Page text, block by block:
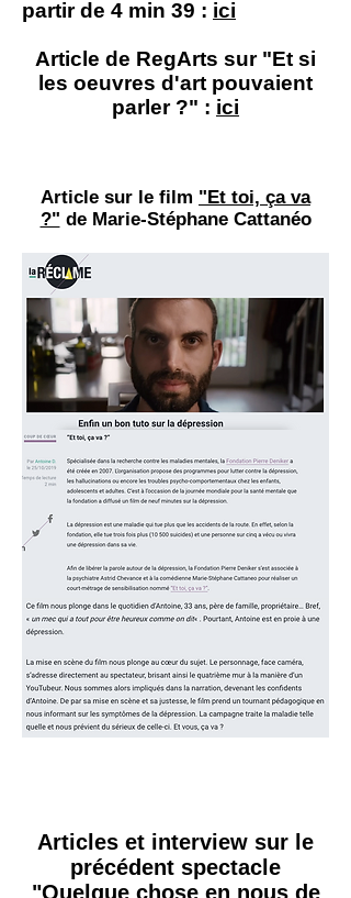
partir de 4 min 39 : ici
Article de RegArts sur "Et si
les oeuvres d'art pouvaient
parler ?" : ici
Article sur le film "Et toi, ça va
?" de Marie-Stéphane Cattanéo
Articles et interview sur le
précédent spectacle
"Quelque chose en nous de